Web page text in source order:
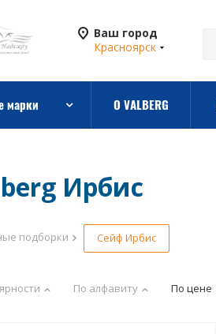
Ваш город
Красноярск
марки О VALBERG
Ирбис
подборки Сейф Ирбис
По алфавиту По цене